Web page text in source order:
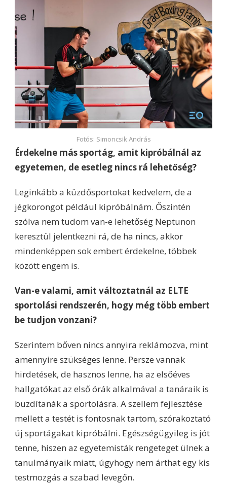
Fotós: Simoncsik András
Érdekelne más sportág, amit kipróbálnál az
egyetemen, de esetleg nincs rá lehetőség?
Leginkább a küzdősportokat kedvelem, de a
jégkorongot például kipróbálnám. Őszintén
szólva nem tudom van-e lehetőség Neptunon
keresztül jelentkezni rá, de ha nincs, akkor
mindenképpen sok embert érdekelne, többek
között engem is.
Van-e valami, amit változtatnál az ELTE
sportolási rendszerén, hogy még több embert
be tudjon vonzani?
Szerintem bőven nincs annyira reklámozva, mint
amennyire szükséges lenne. Persze vannak
hirdetések, de hasznos lenne, ha az elsőéves
hallgatókat az első órák alkalmával a tanáraik is
buzdítanák a sportolásra. A szellem fejlesztése
mellett a testét is fontosnak tartom, szórakoztató
új sportágakat kipróbálni. Egészségügyileg is jót
tenne, hiszen az egyetemisták rengeteget ülnek a
tanulmányaik miatt, úgyhogy nem árthat egy kis
testmozgás a szabad levegőn.